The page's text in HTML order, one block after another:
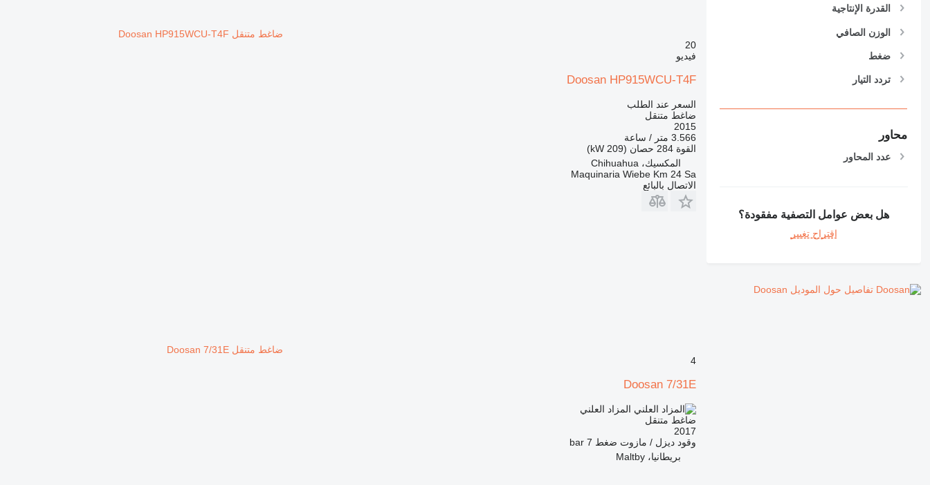
القدرة الإنتاجية
الوزن الصافي
ضغط
تردد التيار
محاور
عدد المحاور
هل بعض عوامل التصفية مفقودة؟
اقتراح تغيير
تفاصيل حول الموديل Doosan
ضاغط متنقل Doosan HP915WCU-T4F
20
فيديو
Doosan HP915WCU-T4F
السعر عند الطلب
ضاغط متنقل
2015
3.566 متر / ساعة
القوة 284 حصان (209 kW)
المكسيك، Chihuahua
Maquinaria Wiebe Km 24 Sa
الاتصال بالبائع
ضاغط متنقل Doosan 7/31E
4
Doosan 7/31E
المزاد العلني
ضاغط متنقل
2017
وقود ديزل / مازوت ضغط 7 bar
بريطانيا، Maltby